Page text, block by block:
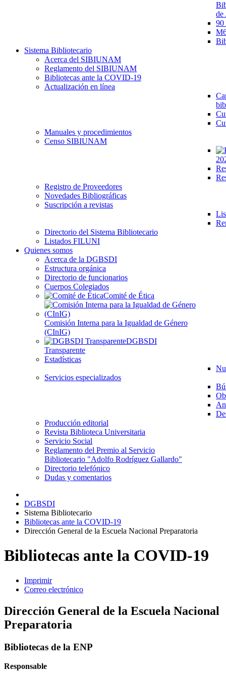
de
90
Sistema Bibliotecario
Acerca del SIBIUNAM
Reglamento del SIBIUNAM
Bibliotecas ante la COVID-19
Actualización en línea
Manuales y procedimientos
Censo SIBIUNAM
Registro de Proveedores
Novedades Bibliográficas
Suscripción a revistas
Directorio del Sistema Bibliotecario
Listados FILUNI
Quienes somos
Acerca de la DGBSDI
Estructura orgánica
Directorio de funcionarios
Cuerpos Colegiados
Comité de Ética
Comisión Interna para la Igualdad de Género
(CInIG)
DGBSDI
Transparente
Estadísticas
Servicios especializados
Producción editorial
Revista Biblioteca Universitaria
Servicio Social
Reglamento del Premio al Servicio
Bibliotecario "Adolfo Rodríguez Gallardo"
Directorio telefónico
Dudas y comentarios
DGBSDI
Sistema Bibliotecario
Bibliotecas ante la COVID-19
Dirección General de la Escuela Nacional Preparatoria
Bibliotecas ante la COVID-19
Imprimir
Correo electrónico
Dirección General de la Escuela Nacional
Preparatoria
Bibliotecas de la ENP
Responsable